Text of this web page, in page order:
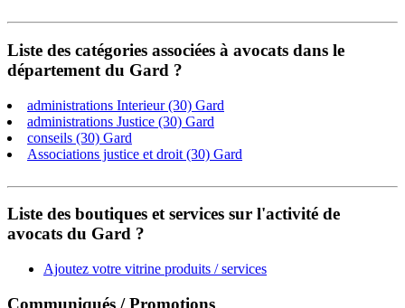
Liste des catégories associées à avocats dans le
département du Gard ?
administrations Interieur (30) Gard
administrations Justice (30) Gard
conseils (30) Gard
Associations justice et droit (30) Gard
Liste des boutiques et services sur l'activité de
avocats du Gard ?
Ajoutez votre vitrine produits / services
Communiqués / Promotions